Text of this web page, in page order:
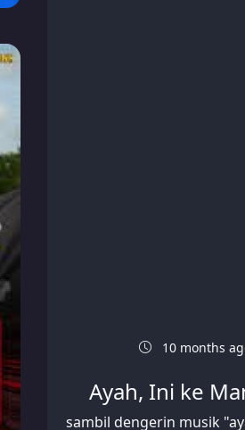
10 months
Ayah, Ini ke
sambil dengerin musik